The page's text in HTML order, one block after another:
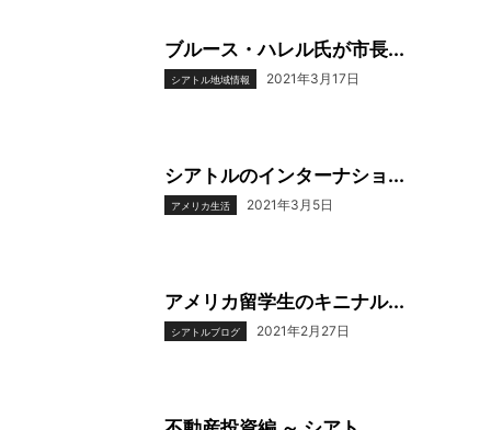
ブルース・ハレル氏が市長...
シアトル地域情報 2021年3月17日
シアトルのインターナショ...
アメリカ生活 2021年3月5日
アメリカ留学生のキニナル...
シアトルブログ 2021年2月27日